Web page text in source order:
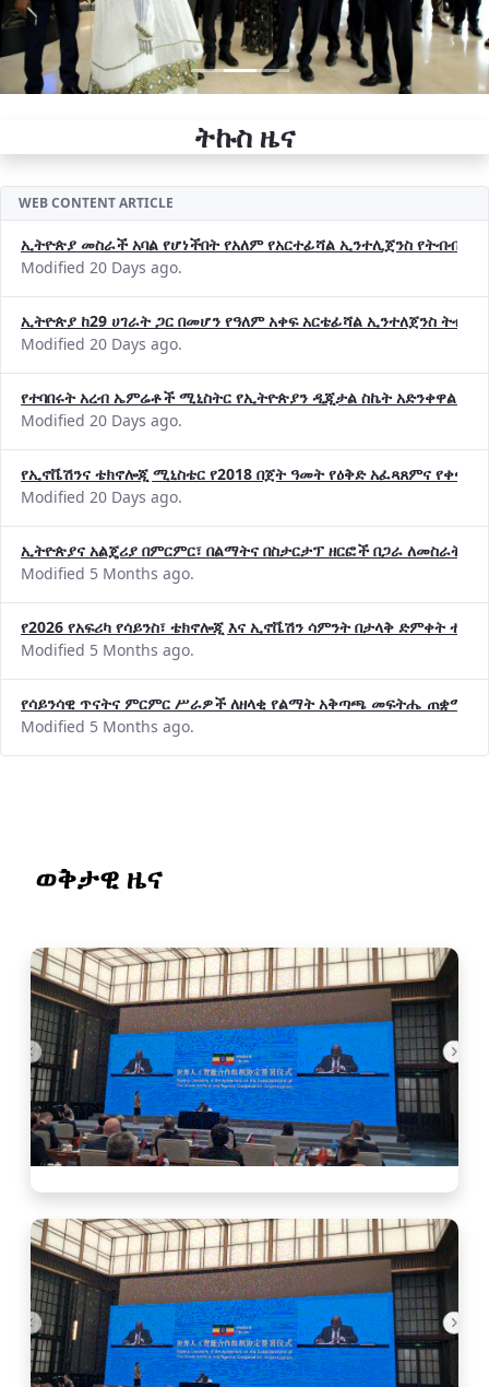
ትኩስ ዜና
WEB CONTENT ARTICLE
ኢትዮጵያ መስራች አባል የሆነችበት የአለም የአርተፊሻል ኢንተሊጀንስ የትብብር
Modified 20 Days ago.
ኢትዮጵያ ከ29 ሀገራት ጋር በመሆን የዓለም አቀፍ አርቴፊሻል ኢንተለጀንስ
Modified 20 Days ago.
የተባበሩት አረብ ኤምሬቶች ሚኒስትር የኢትዮጵያን ዲጂታል ስኬት አድንቀዋል
Modified 20 Days ago.
የኢኖቬሽንና ቴክኖሎጂ ሚኒስቴር የ2018 በጀት ዓመት የዕቅድ አፈጻጸምና
Modified 20 Days ago.
ኢትዮጵያና አልጄሪያ በምርምር፣ በልማትና በስታርታፕ ዘርፎች በጋራ ለመስራት
Modified 5 Months ago.
የ2026 የአፍሪካ የሳይንስ፣ ቴክኖሎጂ እና ኢኖቬሽን ሳምንት በታላቅ ድምቀት
Modified 5 Months ago.
የሳይንሳዊ ጥናትና ምርምር ሥራዎች ለዘላቂ የልማት አቅጣጫ መፍትሔ ጠቋሚ
Modified 5 Months ago.
ወቅታዊ ዜና